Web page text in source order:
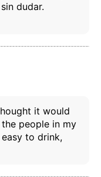
dudar.
it would
people in my
to drink,
su navegador y
por
con su
dirección IP